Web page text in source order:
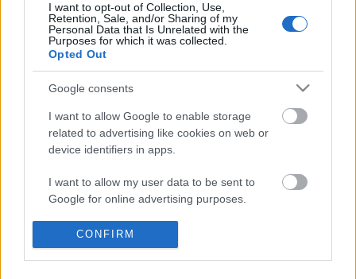
I want to opt-out of Collection, Use,
Retention, Sale, and/or Sharing of my
Personal Data that Is Unrelated with the
Purposes for which it was collected.
Opted Out
Google consents
I want to allow Google to enable storage
related to advertising like cookies on web or
device identifiers in apps.
I want to allow my user data to be sent to
Google for online advertising purposes.
I want to allow Google to send me
personalized advertising.
CONFIRM
Ajánlott bejegyzések:
Indul az e-Trafó online programsorozat
Meghalt Böröndi Tamás
Rögtön dupla premierrel kezdi az új
évadot a Radnóti